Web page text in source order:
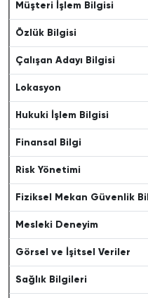
Müşteri İşlem Bilgisi
Özlük Bilgisi
Çalışan Adayı Bilgisi
Lokasyon
Hukuki İşlem Bilgisi
Finansal Bilgi
Risk Yönetimi
Fiziksel Mekan Güvenlik
Mesleki Deneyim
Görsel ve İşitsel Veriler
Sağlık Bilgileri